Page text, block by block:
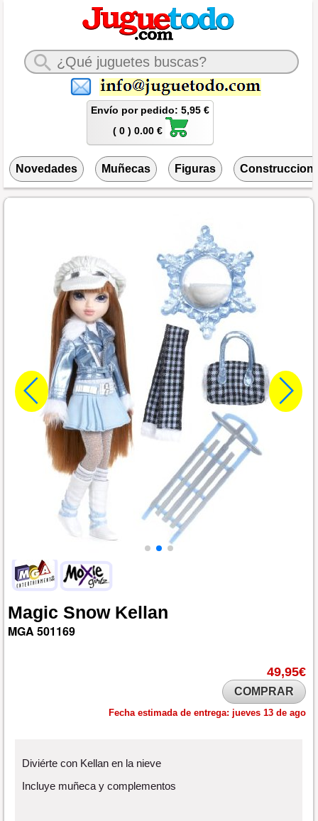
Envío por pedido: 5,95 €
( 0 ) 0.00 €
Novedades Muñecas Figuras
Magic Snow Kellan
MGA 501169
49,95€
COMPRAR
Fecha estimada de entrega: jueves 13 de ago
Diviérte con Kellan en la nieve
Incluye muñeca y complementos